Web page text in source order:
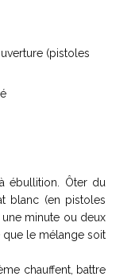
(pistoles
ébullition. Ôter du
blanc (en pistoles
minute ou deux
que le mélange soit
chauffent, battre